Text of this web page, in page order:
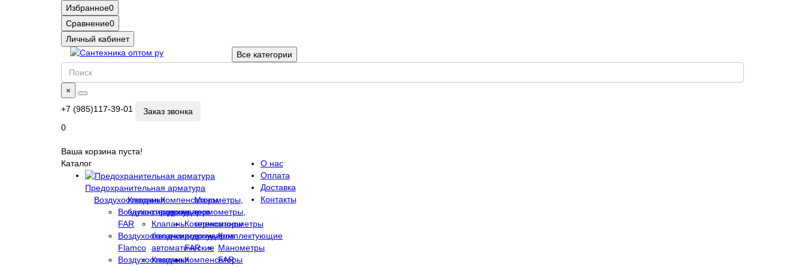
Избранное0
Сравнение0
Личный кабинет
Все категории
×
+7 (985)117-39-01
Заказ звонка
0
Ваша корзина пуста!
Каталог
Предохранительная арматура
Воздухоотводчики
Воздухоотводчики
FAR
Воздухоотводчики
Flamco
Воздухоотводчики
Клапаны
балансировочные
Клапаны
балансировочные
автоматические
Клапаны
Компенсаторы
гидроударов
Компенсаторы
гидроударов
FAR
Компенсаторы
Манометры,
термометры,
термоманометры
Комплектующие
Манометры
FAR
О нас
Оплата
Доставка
Контакты